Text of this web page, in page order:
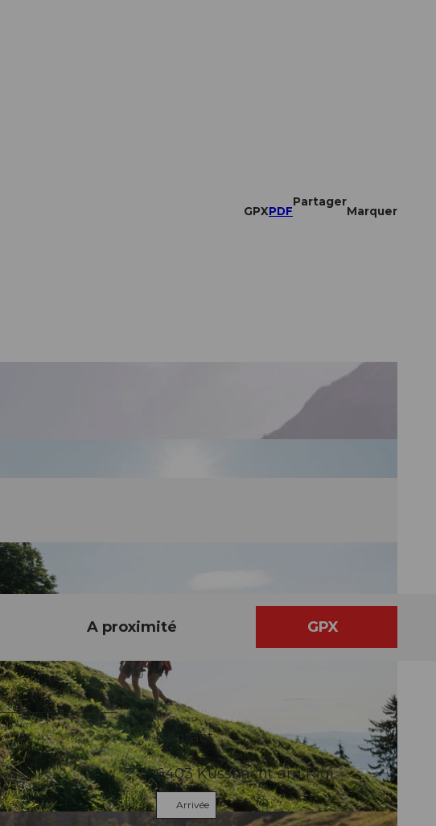
GPXPDF
Partager
Marquer
A proximité GPX
Contact
6403Küssnacht am Rigi
Arrivée